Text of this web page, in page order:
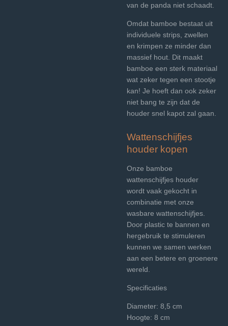
van de panda niet schaadt.
Omdat bamboe bestaat uit
individuele strips, zwellen
en krimpen ze minder dan
massief hout. Dit maakt
bamboe een sterk materiaal
wat zeker tegen een stootje
kan! Je hoeft dan ook zeker
niet bang te zijn dat de
houder snel kapot zal gaan.
Wattenschijfjes
houder kopen
Onze bamboe
wattenschijfjes houder
wordt vaak gekocht in
combinatie met onze
wasbare wattenschijfjes.
Door plastic te bannen en
hergebruik te stimuleren
kunnen we samen werken
aan een betere en groenere
wereld.
Specificaties
Diameter: 8,5 cm
Hoogte: 8 cm